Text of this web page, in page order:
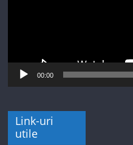
00:00
Link-uri
utile